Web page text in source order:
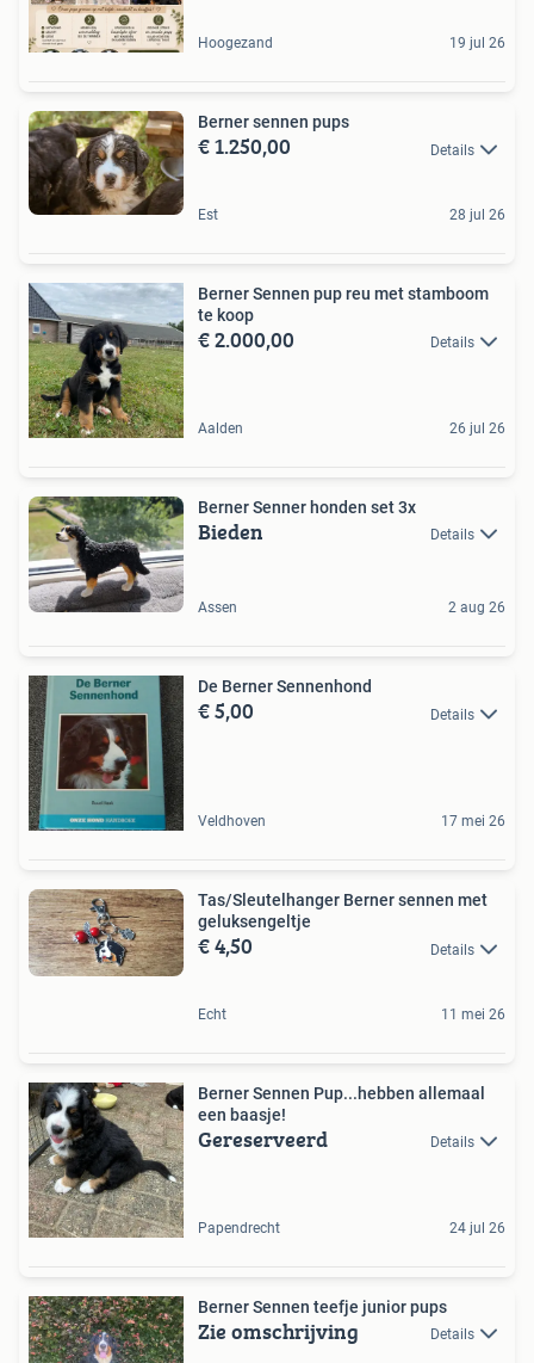
Hoogezand 19 jul 26
Berner sennen pups
€ 1.250,00 Details
Est 28 jul 26
Berner Sennen pup reu met stamboom
te koop
€ 2.000,00 Details
Aalden 26 jul 26
Berner Senner honden set 3x
Bieden Details
Assen 2 aug 26
De Berner Sennenhond
€ 5,00 Details
Veldhoven 17 mei 26
Tas/Sleutelhanger Berner sennen met
geluksengeltje
€ 4,50 Details
Echt 11 mei 26
Berner Sennen Pup...hebben allemaal
een baasje!
Gereserveerd Details
Papendrecht 24 jul 26
Berner Sennen teefje junior pups
Zie omschrijving Details